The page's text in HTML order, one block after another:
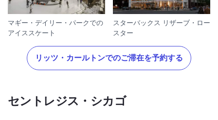
マギー・デイリー・パークでの
アイススケート
スターバックス リザーブ・ロー
スター
リッツ・カールトンでのご滞在を予約する
セントレジス・シカゴ